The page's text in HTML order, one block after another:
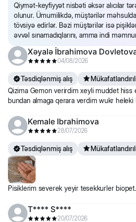
Qiymət-keyfiyyət nisbəti əksər alıcılar
olunur. Ümumilikdə, müştərilər
tövsiyə edirlər. Bəzi müştərilər isə
əvvəl sınamadıqlarını, amma indi
Xəyalə İbrahimova
04/08/2026
Təsdiqlənmiş alış
Qizima Gemon verirdim xeyli muddet hiss
bundan almaga qerara verdim wukr heleki
Kemale Ibrahimova
28/07/2026
Təsdiqlənmiş alış
Pisiklerim severek yeyir tesekkurler biopet.
T**** S****
20/07/2026